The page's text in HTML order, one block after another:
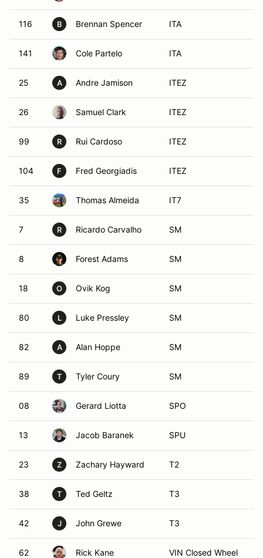
116 B Brennan Spencer ITA
141 Cole Partelo ITA
25 A Andre Jamison ITEZ
26 Samuel Clark ITEZ
99 R Rui Cardoso ITEZ
104 F Fred Georgiadis ITEZ
35 Thomas Almeida IT7
7 R Ricardo Carvalho SM
8 Forest Adams SM
18 O Ovik Kog SM
80 L Luke Pressley SM
82 A Alan Hoppe SM
89 T Tyler Coury SM
08 Gerard Liotta SPO
13 Jacob Baranek SPU
23 Z Zachary Hayward T2
38 T Ted Geltz T3
42 J John Grewe T3
62 Rick Kane VIN Closed Wheel